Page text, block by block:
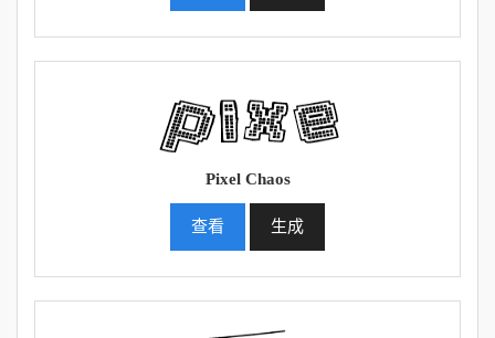
Pixel Chaos
查看 生成